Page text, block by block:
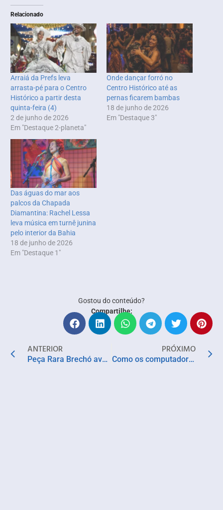
Relacionado
Arraiá da Prefs leva
arrasta-pé para o Centro
Histórico a partir desta
quinta-feira (4)
2 de junho de 2026
Em "Destaque 2-planeta"
Onde dançar forró no
Centro Histórico até as
pernas ficarem bambas
18 de junho de 2026
Em "Destaque 3"
Das águas do mar aos
palcos da Chapada
Diamantina: Rachel Lessa
leva música em turnê junina
pelo interior da Bahia
18 de junho de 2026
Em "Destaque 1"
Gostou do conteúdo?
Compartilhe:
ANTERIOR
Peça Rara Brechó avança na expansão nacional com inteligência artificial e modelo Pocket de franquias
PRÓXIMO
Como os computadores estão ajudando cientistas a decifrar os segredos do cérebro